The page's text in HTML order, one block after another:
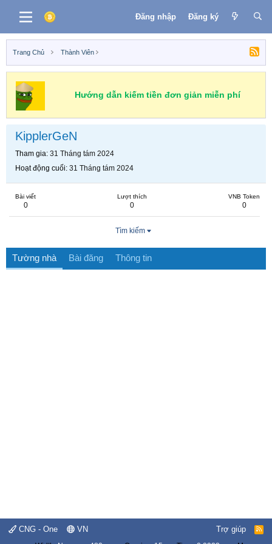
Đăng nhập Đăng ký
Trang Chủ Thành Viên
Hướng dẫn kiếm tiền đơn giản miễn phí
KipplerGeN
Tham gia 31 Tháng tám 2024
Hoạt động cuối 31 Tháng tám 2024
Bài viết
0
Lượt thích
0
VNB Token
0
Tìm kiếm
Tường nhà Bài đăng Thông tin
CNG - One VN Trợ giúp
R